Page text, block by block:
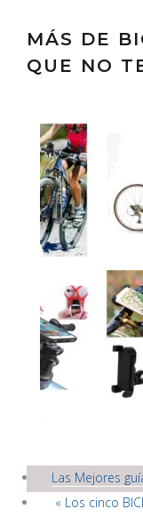
MÁS DE
QUE NO
Las Mejores
« Los cinco